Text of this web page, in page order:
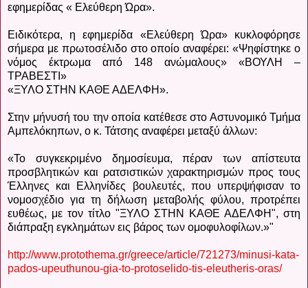
εφημερίδας « Ελεύθερη Ώρα».
Ειδικότερα, η εφημερίδα «Ελεύθερη Ώρα» κυκλοφόρησε
σήμερα με πρωτοσέλιδο στο οποίο αναφέρει: «Ψηφίστηκε ο
νόμος έκτρωμα από 148 ανώμαλους» «ΒΟΥΛΗ –
ΤΡΑΒΕΣΤΙ»
«ΞΥΛΟ ΣΤΗΝ ΚΑΘΕ ΑΔΕΛΦΗ».
Στην μήνυσή του την οποία κατέθεσε στο Αστυνομικό Τμήμα
Αμπελόκηπων, ο κ. Τάτσης αναφέρει μεταξύ άλλων:
«Το συγκεκριμένο δημοσίευμα, πέραν των απίστευτα
προσβλητικών και ρατσιστικών χαρακτηρισμών προς τους
Έλληνες και Ελληνίδες βουλευτές, που υπερψήφισαν το
νομοσχέδιο για τη δήλωση μεταβολής φύλου, προτρέπει
ευθέως, με τον τίτλο "ΞΥΛΟ ΣΤΗΝ ΚΑΘΕ ΑΔΕΛΦΗ", στη
διάπραξη εγκλημάτων εις βάρος των ομοφυλοφίλων.»"
http://www.protothema.gr/greece/article/721273/minusi-kata-
pados-upeuthunou-gia-to-protoselido-tis-eleutheris-oras/